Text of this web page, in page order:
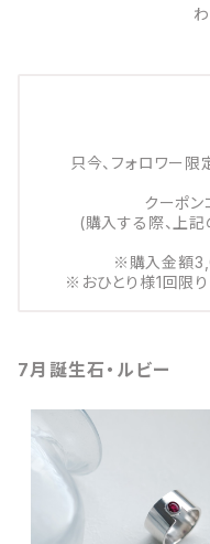
只今、フォロワー
クーポ
(購入する際、上記
※購入金額
※おひとり様1回限り
7月誕生石・ルビー